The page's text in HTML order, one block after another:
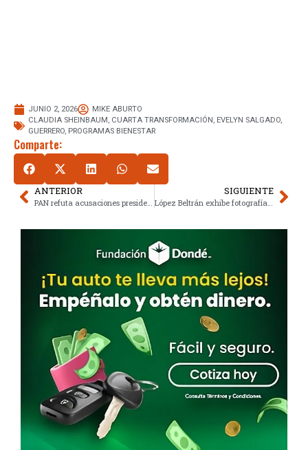
JUNIO 2, 2026
MIKE ABURTO
CLAUDIA SHEINBAUM , CUARTA TRANSFORMACIÓN , EVELYN SALGADO,
GUERRERO, PROGRAMAS BIENESTAR
Comparte:
ANTERIOR
PAN refuta acusaciones presidenciales y descarta juicio político
SIGUIENTE
López Beltrán exhibe fotografía de AMLO tras anuncio electoral